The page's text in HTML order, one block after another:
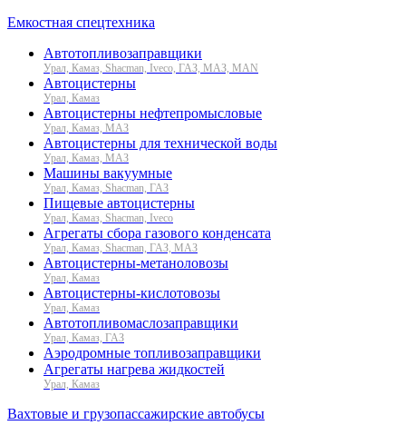
Емкостная спецтехника
Автотопливозаправщики
Урал, Камаз, Shacman, Iveco, ГАЗ, МАЗ, MAN
Автоцистерны
Урал, Камаз
Автоцистерны нефтепромысловые
Урал, Камаз, МАЗ
Автоцистерны для технической воды
Урал, Камаз, МАЗ
Машины вакуумные
Урал, Камаз, Shacman, ГАЗ
Пищевые автоцистерны
Урал, Камаз, Shacman, Iveco
Агрегаты сбора газового конденсата
Урал, Камаз, Shacman, ГАЗ, МАЗ
Автоцистерны-метаноловозы
Урал, Камаз
Автоцистерны-кислотовозы
Урал, Камаз
Автотопливомаслозаправщики
Урал, Камаз, ГАЗ
Аэродромные топливозаправщики
Агрегаты нагрева жидкостей
Урал, Камаз
Вахтовые и грузопассажирские автобусы